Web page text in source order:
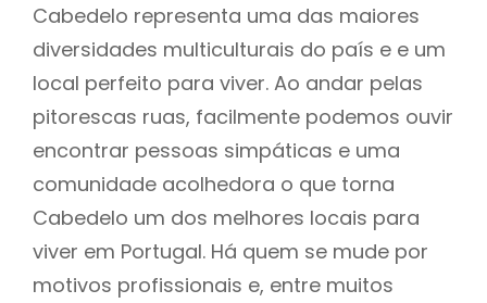
Cabedelo representa uma das maiores
diversidades multiculturais do país e e um
local perfeito para viver. Ao andar pelas
pitorescas ruas, facilmente podemos ouvir
encontrar pessoas simpáticas e uma
comunidade acolhedora o que torna
Cabedelo um dos melhores locais para
viver em Portugal. Há quem se mude por
motivos profissionais e, entre muitos